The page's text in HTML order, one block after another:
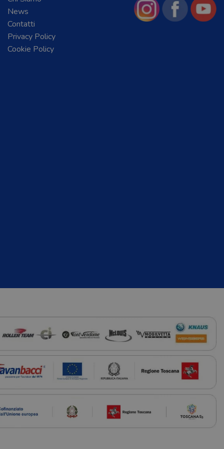
News
Contatti
Privacy Policy
Cookie Policy